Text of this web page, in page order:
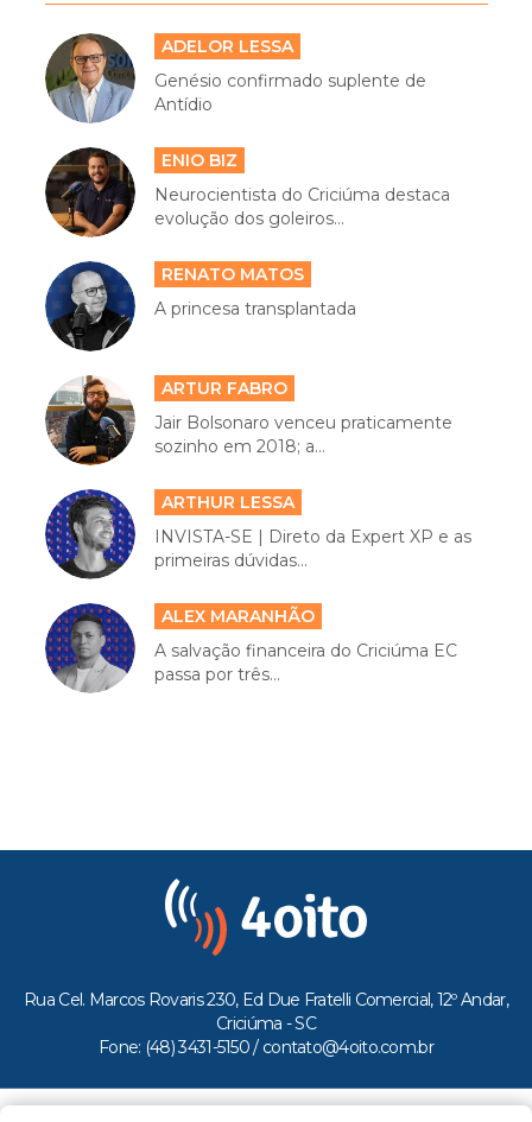
ADELOR LESSA
Genésio confirmado suplente de
Antídio
ENIO BIZ
Neurocientista do Criciúma destaca
evolução dos goleiros...
RENATO MATOS
A princesa transplantada
ARTUR FABRO
Jair Bolsonaro venceu praticamente
sozinho em 2018; a...
ARTHUR LESSA
INVISTA-SE | Direto da Expert XP e as
primeiras dúvidas...
ALEX MARANHÃO
A salvação financeira do Criciúma EC
passa por três...
Rua Cel. Marcos Rovaris 230, Ed Due Fratelli Comercial, 12º Andar,
Criciúma - SC
Fone: (48) 3431-5150 / contato@4oito.com.br